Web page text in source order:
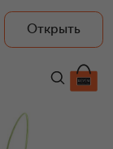
Открыть
150 ₽